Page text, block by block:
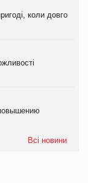
коли довго
Всі новини